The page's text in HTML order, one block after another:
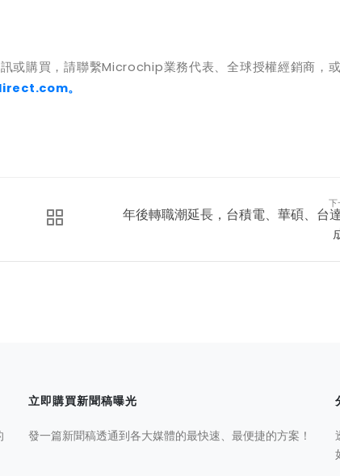
或購買，請聯繫Microchip業務代表、全球授權經銷商，
。
下
年後轉職潮延長，台積電、華碩、台
立即購買新聞稿曝光
發一篇新聞稿透通到各大媒體的最快速、最便捷的方案！